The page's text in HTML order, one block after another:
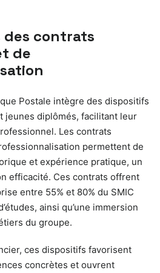
des contrats
de
Postale intègre des dispositifs
jeunes diplômés, facilitant leur
Les contrats
permettent de
et expérience pratique, un
efficacité. Ces contrats offrent
entre 55% et 80% du SMIC
ainsi qu’une immersion
du groupe.
ces dispositifs favorisent
concrètes et ouvrent